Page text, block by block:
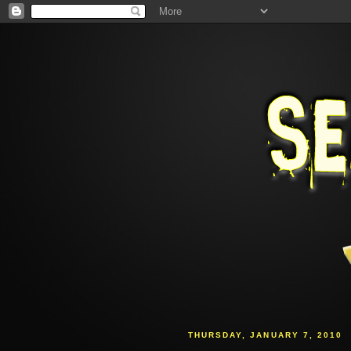
THURSDAY, JANUARY 7, 2010